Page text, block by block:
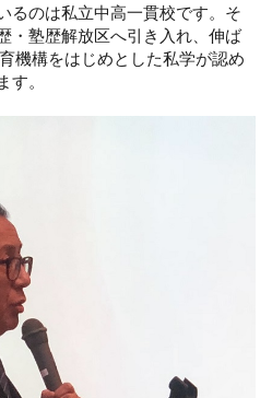
るのは私立中高一貫校です。そ
・塾歴解放区へ引き入れ、伸ば
機構をはじめとした私学が認め
す。